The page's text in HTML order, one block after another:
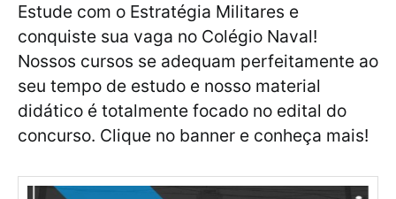
Estude com o Estratégia Militares e
conquiste sua vaga no Colégio Naval!
Nossos cursos se adequam perfeitamente ao
seu tempo de estudo e nosso material
didático é totalmente focado no edital do
concurso. Clique no banner e conheça mais!